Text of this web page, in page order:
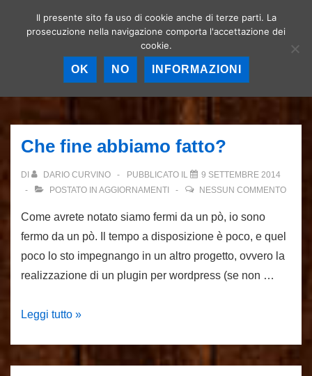
Birrerie artigianali a
Roma – La birra
artigianale nella
principale
Che fine abbiamo fatto?
DI DARIO CURVINO PUBBLICATO IL
9 SETTEMBRE 2014
POSTATO IN AGGIORNAMENTI NESSUN COMMENTO
Come avrete notato siamo fermi da un pò, io sono
fermo da un pò. Il tempo a disposizione è poco, e quel
poco lo sto impegnango in un altro progetto, ovvero la
realizzazione di un plugin per wordpress (se non …
Che
Leggi tutto »
Il presente sito fa uso di cookie anche di terze parti. La
prosecuzione nella navigazione comporta l'accettazione dei
cookie.
OK NO INFORMAZIONI